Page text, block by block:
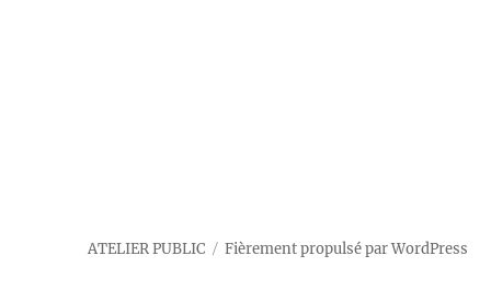
ATELIER PUBLIC Fièrement propulsé par WordPress